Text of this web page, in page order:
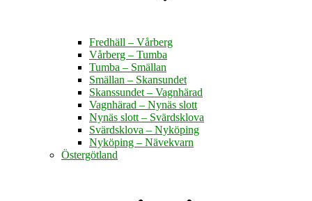
Fredhäll – Vårberg
Vårberg – Tumba
Tumba – Smällan
Smällan – Skansundet
Skanssundet – Vagnhärad
Vagnhärad – Nynäs slott
Nynäs slott – Svärdsklova
Svärdsklova – Nyköping
Nyköping – Nävekvarn
Östergötland